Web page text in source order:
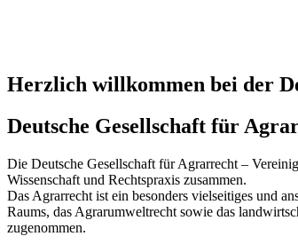
Herzlich willkommen bei der
Deutsche Gesellschaft für
Die Deutsche Gesellschaft für Agrarrecht –
Wissenschaft und Rechtspraxis zusammen.
Das Agrarrecht ist ein besonders vielseitiges und
Raums, das Agrarumweltrecht sowie das
zugenommen.